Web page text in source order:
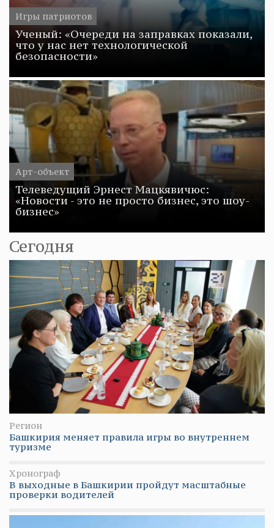
Игры патриотов
Ученый: «Очереди на заправках показали,
что у нас нет технологической
безопасности»
Арт-объект
Телеведущий Эрнест Мацкявичюс:
«Новости - это не просто бизнес, это шоу-
бизнес»
Сегодня
Регион
Башкирия меняет правила игры во внутреннем
туризме
Хронограф
В выходные в Башкирии пройдут масштабные
проверки водителей